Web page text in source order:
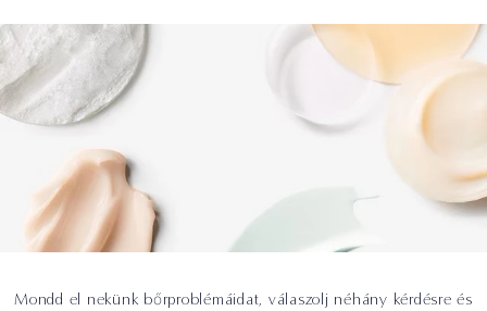
Mondd el nekünk bőrproblémáidat, válaszolj néhány kérdésre és